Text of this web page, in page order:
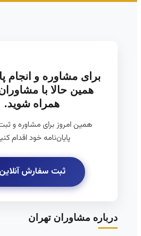
برای مشاوره و انجام
همین حالا با
همراه شوید.
همین امروز برای مشاوره و
پایان‌نامه خود اقدام
ثبت سفارش آنلاین
درباره مشاوران تهران